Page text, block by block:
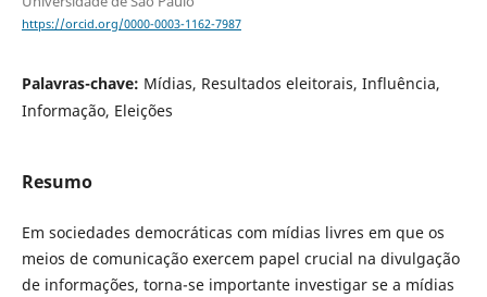
https://orcid.org/0000-0003-1162-7987
Palavras-chave: Mídias, Resultados eleitorais, Influência,
Informação, Eleições
Resumo
Em sociedades democráticas com mídias livres em que os
meios de comunicação exercem papel crucial na divulgação
de informações, torna-se importante investigar se a mídias